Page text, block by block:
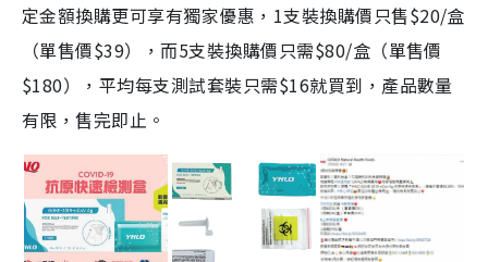
定金額換購更可享有獨家優惠，1支裝換購價只售$20/盒
（單售價$39），而5支裝換購價只需$80/盒（單售價
$180），平均每支測試套裝只需$16就買到，產品數量
有限，售完即止。